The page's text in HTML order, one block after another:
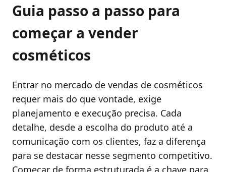
Guia passo a passo para
começar a vender
cosméticos
Entrar no mercado de vendas de cosméticos
requer mais do que vontade, exige
planejamento e execução precisa. Cada
detalhe, desde a escolha do produto até a
comunicação com os clientes, faz a diferença
para se destacar nesse segmento competitivo.
Começar de forma estruturada é a chave para